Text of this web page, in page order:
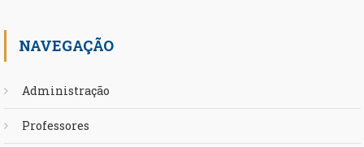
NAVEGAÇÃO
Administração
Professores